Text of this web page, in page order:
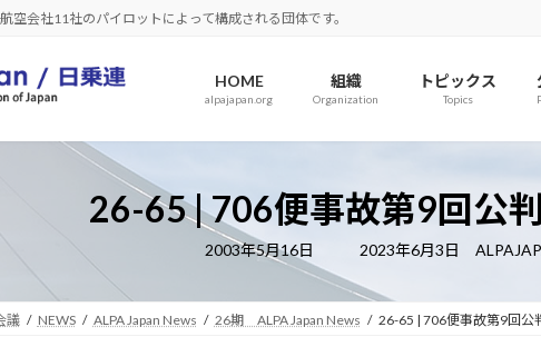
空会社11社のパイロットによって構成される団体です。
HOME
alpajapan.org
組織
Organization
トピックス
Topics
26-65 | 706便事故第9回公
2003年5月16日
最
新
日
時
2023年6月3日
議 NEWS ALPA Japan News 26期 ALPA Japan News 26-65 | 706便事故第9回公